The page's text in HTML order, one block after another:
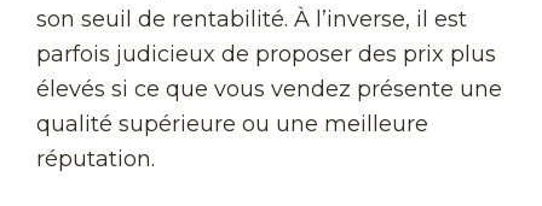
son seuil de rentabilité. À l’inverse, il est
parfois judicieux de proposer des prix plus
élevés si ce que vous vendez présente une
qualité supérieure ou une meilleure
réputation.